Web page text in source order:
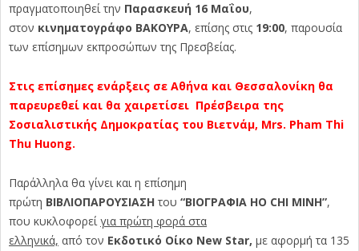
πραγματοποιηθεί την Παρασκευή 16 Μαΐου,
στον κινηματογράφο ΒΑΚΟΥΡΑ, επίσης στις 19:00, παρουσία
των επίσημων εκπροσώπων της Πρεσβείας.
Στις επίσημες ενάρξεις σε Αθήνα και Θεσσαλονίκη θα
παρευρεθεί και θα χαιρετίσει Πρέσβειρα της
Σοσιαλιστικής Δημοκρατίας του Βιετνάμ, Mrs. Pham Thi
Thu Huong.
Παράλληλα θα γίνει και η επίσημη
πρώτη ΒΙΒΛΙΟΠΑΡΟΥΣΙΑΣΗ του “ΒΙΟΓΡΑΦΙΑ HO CHI MINH”,
που κυκλοφορείγια πρώτη φορά στα
ελληνικά, από τον Εκδοτικό Οίκο New Star, με αφορμή τα 135